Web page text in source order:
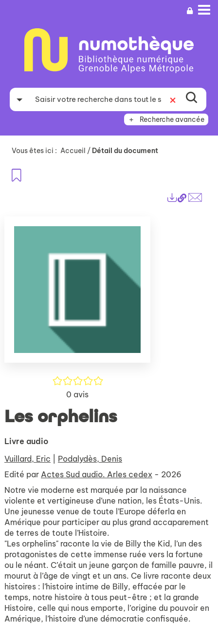
recherche
Recherche avancée
Vous êtes ici : Accueil / Détail du document
Lien
/5
0 avis
Les orphelins
Livre audio
Vuillard, Eric
Podalydès, Denis
Edité par Actes Sud audio. Arles cedex - 2026
Notre vie moderne est marquée par la naissance
violente et vertigineuse d’une nation, les États-Unis.
Une jeunesse venue de toute l’Europe déferla en
Amérique pour participer au plus grand accaparement
de terres de toute l’Histoire.
"Les orphelins" raconte la vie de Billy the Kid, l’un des
protagonistes de cette immense ruée vers la fortune
ou le néant. C’était un jeune garçon de famille pauvre, il
mourut à l’âge de vingt et un ans. Ce livre raconte deux
histoires : l’histoire intime de Billy, effacée par le
temps, notre histoire à tous peut-être ; et la grande
Histoire, celle qui nous emporte, l’origine du pouvoir en
Amérique, l’histoire d’une démocratie confisquée.